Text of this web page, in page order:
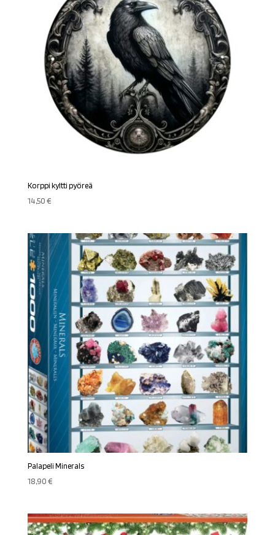
Korppi kyltti pyöreä
14,50€
Palapeli Minerals
18,90€